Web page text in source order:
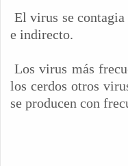
El virus se
e indirecto.
Los virus más
los cerdos otros
se producen con